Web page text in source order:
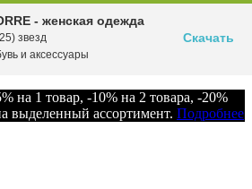
1 товар, -10% на 2 товара, -20%
выделенный ассортимент. Подробнее
- женская одежда
звезд
и аксессуары
Скачать